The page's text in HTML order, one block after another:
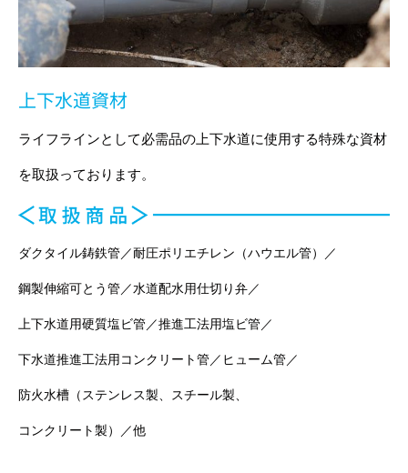
上下水道資材
ライフラインとして必需品の上下水道に使用する特殊な資材
を取扱っております。
ダクタイル鋳鉄管／耐圧ポリエチレン（ハウエル管）／
鋼製伸縮可とう管／水道配水用仕切り弁／
上下水道用硬質塩ビ管／推進工法用塩ビ管／
下水道推進工法用コンクリート管／ヒューム管／
防火水槽（ステンレス製、スチール製、
コンクリート製）／他